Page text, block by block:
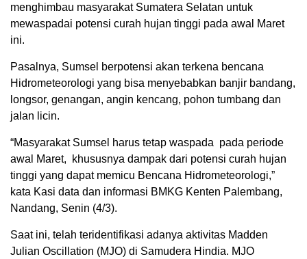
menghimbau masyarakat Sumatera Selatan untuk
mewaspadai potensi curah hujan tinggi pada awal Maret
ini.
Pasalnya, Sumsel berpotensi akan terkena bencana
Hidrometeorologi yang bisa menyebabkan banjir bandang,
longsor, genangan, angin kencang, pohon tumbang dan
jalan licin.
“Masyarakat Sumsel harus tetap waspada pada periode
awal Maret,
khususnya dampak dari potensi curah hujan
tinggi yang dapat memicu Bencana Hidrometeorologi,”
kata Kasi data dan informasi BMKG Kenten Palembang,
Nandang, Senin (4/3).
Saat ini, telah teridentifikasi adanya aktivitas Madden
Julian Oscillation (MJO) di Samudera Hindia. MJO